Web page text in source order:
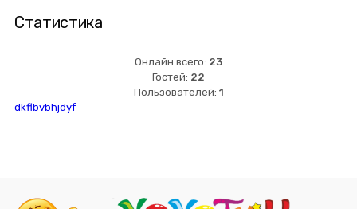
Статистика
Онлайн всего: 23
Гостей: 22
Пользователей: 1
dkflbvbhjdyf